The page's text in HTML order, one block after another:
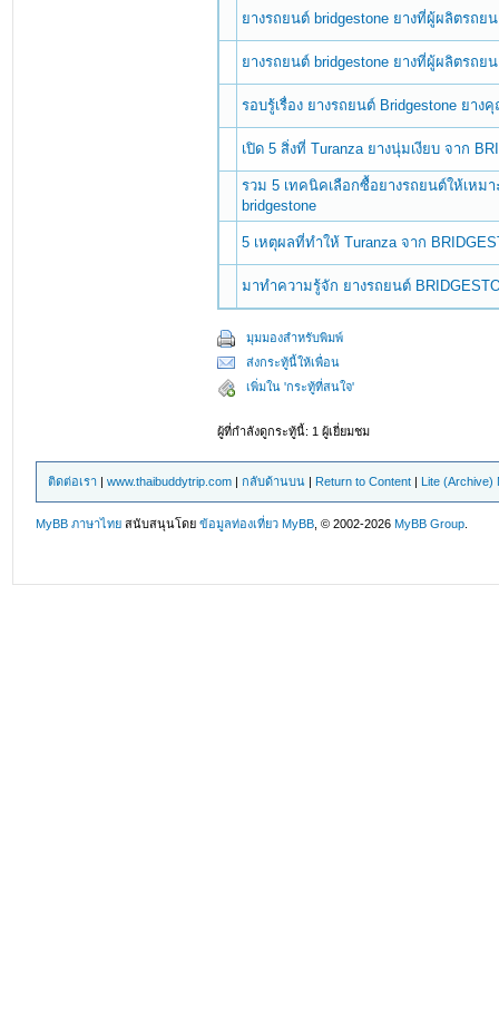
ยางรถยนต์ bridgestone ยางที่ผู้ผลิตรถยน
ยางรถยนต์ bridgestone ยางที่ผู้ผลิตรถยน
รอบรู้เรื่อง ยางรถยนต์ Bridgestone ยา
เปิด 5 สิ่งที่ Turanza ยางนุ่มเงียบ จาก
รวม 5 เทคนิคเลือกซื้อยางรถยนต์ให้เหม
bridgestone
5 เหตุผลที่ทำให้ Turanza จาก
มาทำความรู้จัก ยางรถยนต์
มุมมองสำหรับพิมพ์
ส่งกระทู้นี้ให้เพื่อน
เพิ่มใน 'กระทู้ที่สนใจ'
ผู้ที่กำลังดูกระทู้นี้: 1 ผู้เยี่ยมชม
ติดต่อเรา |www.thaibuddytrip.com |กลับด้านบน | Return to Content | Lite (Archive)
MyBB ภาษาไทย สนับสนุนโดยข้อมูลท่องเที่ยว MyBB , © 2002-2026MyBB Group